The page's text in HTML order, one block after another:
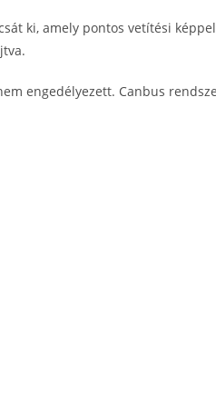
ki, amely pontos vetítési
engedélyezett. Canbus